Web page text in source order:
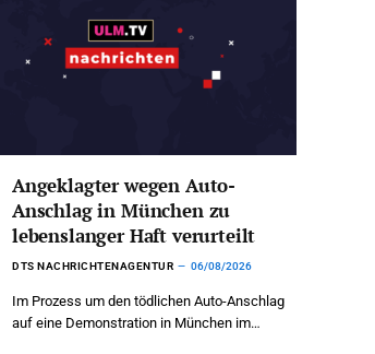
Angeklagter wegen Auto-
Anschlag in München zu
lebenslanger Haft verurteilt
DTS NACHRICHTENAGENTUR 06/08/2026
Im Prozess um den tödlichen Auto-Anschlag
auf eine Demonstration in München im…